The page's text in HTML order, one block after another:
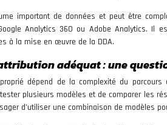
important de données et peut être
Analytics 360 ou Adobe Analytics. Il
à la mise en œuvre de la DDA.
adéquat : une
dépend de la complexité du
plusieurs modèles et de comparer les
d’utiliser une combinaison de modèles